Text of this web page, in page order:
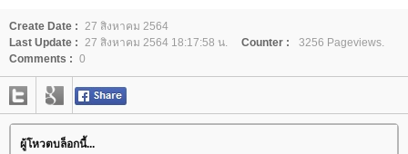
Create Date : 27 สิงหาคม 2564
Last Update : 27 สิงหาคม 2564 18:17:58 น. Counter :
3256 Pageviews.
Comments : 0
ผู้โหวตบล็อกนี้...